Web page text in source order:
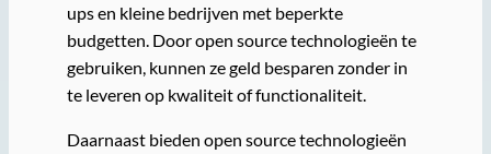
ups en kleine bedrijven met beperkte
budgetten. Door open source technologieën te
gebruiken, kunnen ze geld besparen zonder in
te leveren op kwaliteit of functionaliteit.
Daarnaast bieden open source technologieën